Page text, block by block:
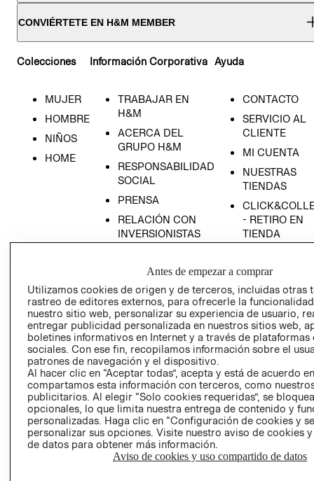
CONVIÉRTETE EN H&M MEMBER
Colecciones
MUJER
HOMBRE
NIÑOS
HOME
Información Corporativa
TRABAJAR EN
H&M
ACERCA DEL
GRUPO H&M
RESPONSABILIDAD
SOCIAL
PRENSA
RELACIÓN CON
INVERSIONISTAS
EMPRESARIAL
Ayuda
CONTACTO
SERVICIO AL
CLIENTE
MI CUENTA
NUESTRAS
TIENDAS
- RETIRO EN
TIENDA
CONDICIONES
AVISO DE
PRIVACIDAD
GIFT CARD
AVISO DE
COOKIES
Chile ($)
Antes de empezar a comprar
Utilizamos cookies de origen y de terceros, incluidas otras
rastreo de editores externos, para ofrecerle la
nuestro sitio web, personalizar su experiencia de usuario,
entregar publicidad personalizada en nuestros sitios web,
boletines informativos en Internet y a través de plataformas
sociales. Con ese fin, recopilamos información sobre el
patrones de navegación y el dispositivo.
Al hacer clic en “Aceptar todas”, acepta y está de acuerdo
compartamos esta información con terceros, como
publicitarios. Al elegir “Solo cookies requeridas”, se
opcionales, lo que limita nuestra entrega de contenido y
personalizadas. Haga clic en “Configuración de cookies y
personalizar sus opciones. Visite nuestro aviso de cookies
de datos para obtener más información.
Aviso de cookies y uso compartido de datos